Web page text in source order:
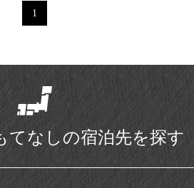
1
てなしの宿泊先を探す